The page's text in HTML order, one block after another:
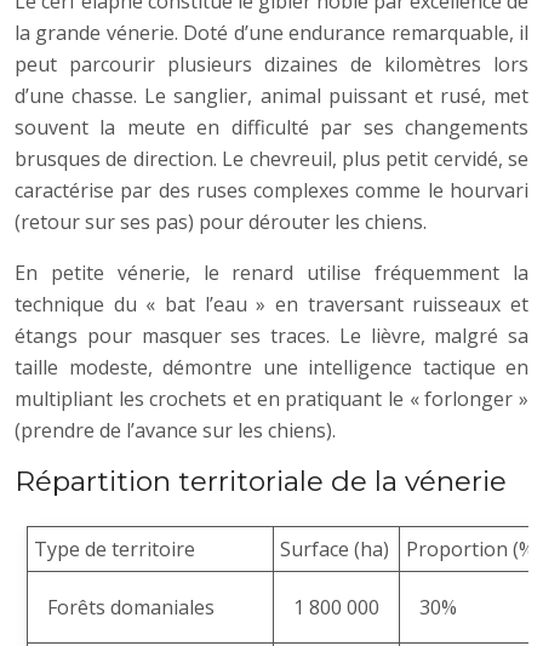
la grande vénerie. Doté d’une endurance remarquable, il
peut parcourir plusieurs dizaines de kilomètres lors
d’une chasse. Le sanglier, animal puissant et rusé, met
souvent la meute en difficulté par ses changements
brusques de direction. Le chevreuil, plus petit cervidé, se
caractérise par des ruses complexes comme le hourvari
(retour sur ses pas) pour dérouter les chiens.
En petite vénerie, le renard utilise fréquemment la
technique du « bat l’eau » en traversant ruisseaux et
étangs pour masquer ses traces. Le lièvre, malgré sa
taille modeste, démontre une intelligence tactique en
multipliant les crochets et en pratiquant le « forlonger »
(prendre de l’avance sur les chiens).
Répartition territoriale de la vénerie
Type de territoire Surface (ha) Proportion (%)
Forêts domaniales 1 800 000 30%